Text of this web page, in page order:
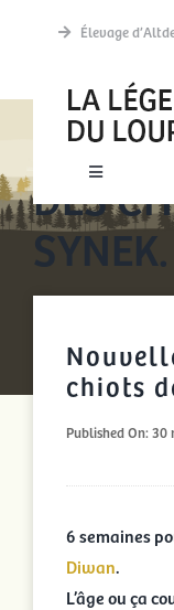
Élevage
Toggle
Navigation
New accueil
Actualités
Découvrir
Portées archivées
DES
SYNEK.
chiots
Published On: 30
6 semaines
Diwan.
L’âge ou ça